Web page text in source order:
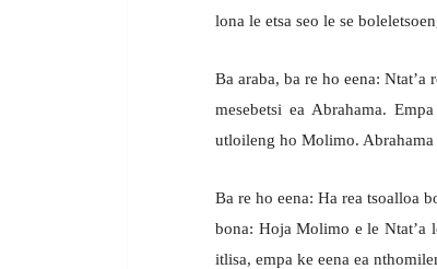
lona le etsa seo le se
Ba araba, ba re ho eena: Ntat’a
mesebetsi ea Abrahama.
utloileng ho Molimo. Abrahama
Ba re ho eena: Ha rea tsoalloa
bona: Hoja Molimo e le Ntat’a
itlisa, empa ke eena ea